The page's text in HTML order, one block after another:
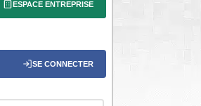
ESPACE ENTREPRISE
SE CONNECTER